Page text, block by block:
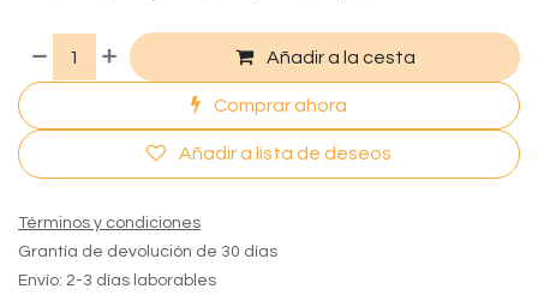
Añadir a la cesta
Comprar ahora
Añadir a lista de deseos
Términos y condiciones
Grantía de devolución de 30 días
Envío: 2-3 días laborables